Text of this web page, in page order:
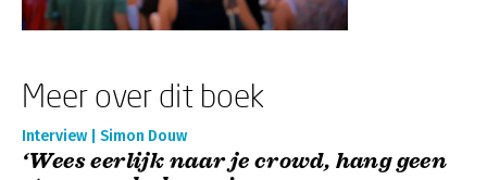
Meer over dit boek
Interview | Simon Douw
‘Wees eerlijk naar je crowd, hang geen